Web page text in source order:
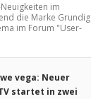
im
die Marke Grundig
im Forum "User-
vega: Neuer
startet in zwei